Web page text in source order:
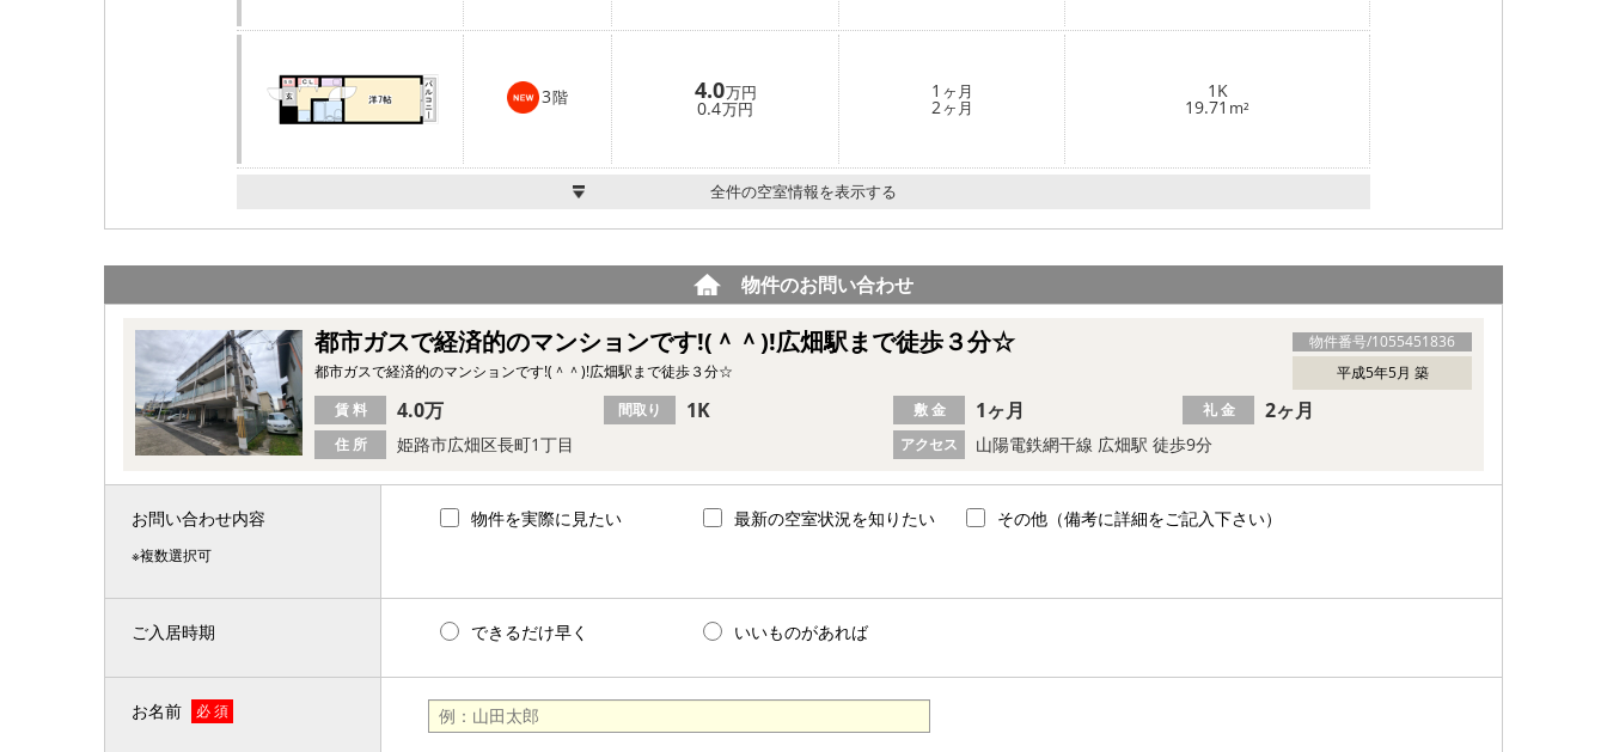
3階 4.0万円
0.4万円
1 ヶ月
2ヶ月
1K
19.71 m²
全件の空室情報を表示する
物件のお問い合わせ
物件番号/1055451836
都市ガスで経済的のマンションです!(＾＾)!広畑駅まで徒歩３分☆
平成5年5月 築
都市ガスで経済的のマンションです!(＾＾)!広畑駅まで徒歩３分☆
住 所 姫路市広畑区長町1丁目 アクセス 山陽電鉄網干線 広畑駅 徒歩9分
賃 料 4.0万 間取り 1K 敷 金 1ヶ月 礼 金 2ヶ月
お問い合わせ内容
※複数選択可
物件を実際に見たい 最新の空室状況を知りたい その他（備考に詳細をご記入下さい）
ご入居時期 できるだけ早く いいものがあれば
お名前 必 須